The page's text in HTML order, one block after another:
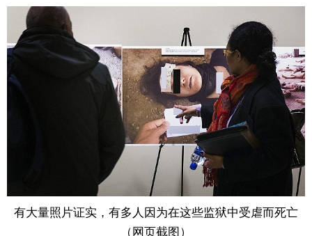
有大量照片证实，有多人因为在这些监狱中受虐而死亡
（网页截图）